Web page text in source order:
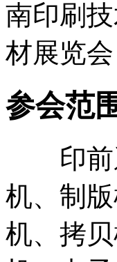
参会范
印前系
机、制
机、拷